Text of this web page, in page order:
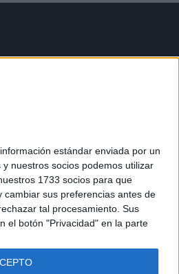
estándar enviada por un
nuestros socios podemos utilizar
1733 socios para que
sus preferencias antes de
tal procesamiento. Sus
el botón "Privacidad" en la parte